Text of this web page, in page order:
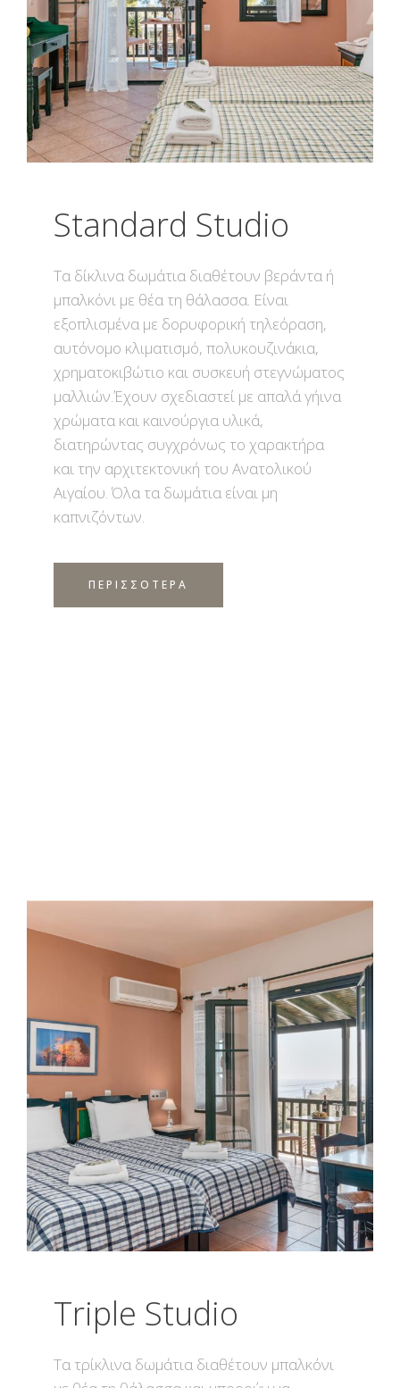
Standard Studio
Τα δίκλινα δωμάτια διαθέτουν βεράντα ή
μπαλκόνι με θέα τη θάλασσα. Είναι
εξοπλισμένα με δορυφορική τηλεόραση,
αυτόνομο κλιματισμό, πολυκουζινάκια,
χρηματοκιβώτιο και συσκευή στεγνώματος
μαλλιών.Έχουν σχεδιαστεί με απαλά γήινα
χρώματα και καινούργια υλικά,
διατηρώντας συγχρόνως το χαρακτήρα
και την αρχιτεκτονική του Ανατολικού
Αιγαίου. Όλα τα δωμάτια είναι μη
καπνιζόντων.
ΠΕΡΙΣΣΟΤΕΡΑ
Triple Studio
Τα τρίκλινα δωμάτια διαθέτουν μπαλκόνι